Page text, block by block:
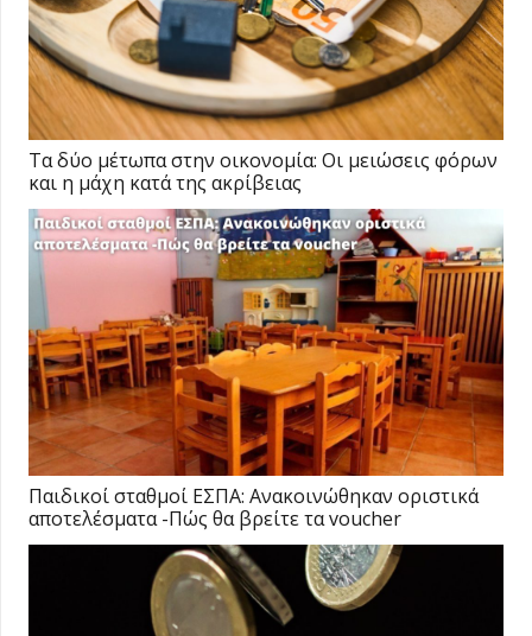
Τα δύο μέτωπα στην οικονομία: Οι μειώσεις φόρων
και η μάχη κατά της ακρίβειας
Παιδικοί σταθμοί ΕΣΠΑ: Ανακοινώθηκαν οριστικά
αποτελέσματα -Πώς θα βρείτε τα voucher